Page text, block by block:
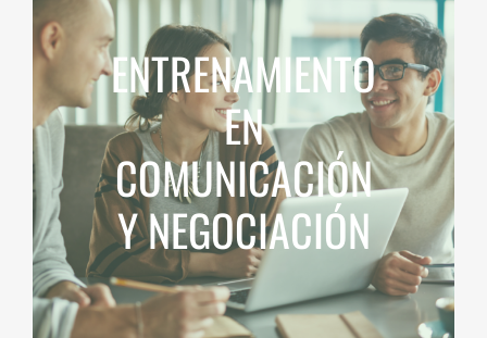
ENTRENAMIENTO
EN
COMUNICACIÓN
Y NEGOCIACIÓN